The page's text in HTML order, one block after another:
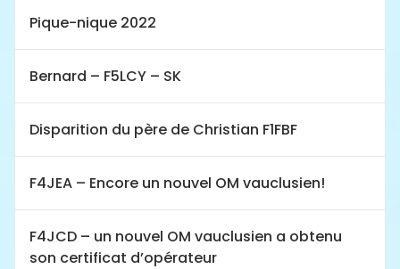
Pique-nique 2022
Bernard – F5LCY – SK
Disparition du père de Christian F1FBF
F4JEA – Encore un nouvel OM vauclusien!
F4JCD – un nouvel OM vauclusien a obtenu
son certificat d’opérateur